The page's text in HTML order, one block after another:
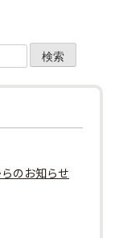
のお知らせ